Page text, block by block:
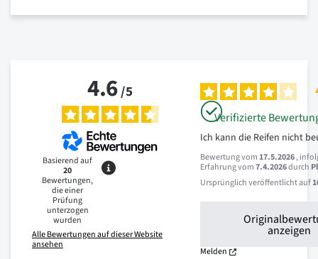
4.6/5
Basierend auf
20
Bewertungen,
die einer
Prüfung
unterzogen
wurden
Alle Bewertungen auf dieser Website
ansehen
Verifizierte
Ich kann die Reifen nicht
Bewertung vom17.5.2026,
Erfahrung vom7.4.2026durch
Ursprünglich veröffentlicht auf
anzeigen
Melden